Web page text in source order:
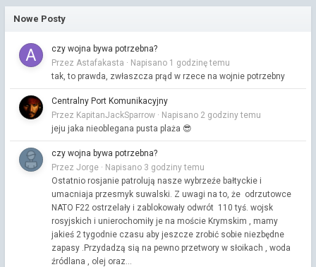
Nowe Posty
czy wojna bywa potrzebna?
Przez Astafakasta · Napisano 1 godzinę temu
tak, to prawda, zwłaszcza prąd w rzece na wojnie potrzebny
Centralny Port Komunikacyjny
Przez KapitanJackSparrow · Napisano 2 godziny temu
jeju jaka nieoblegana pusta plaża 😎
czy wojna bywa potrzebna?
Przez Jorge · Napisano 3 godziny temu
Ostatnio rosjanie patrolują nasze wybrzeźe bałtyckie i
umacniaja przesmyk suwalski. Z uwagi na to, że odrzutowce
NATO F22 ostrzelały i zablokowały odwrót 110 tyś. wojsk
rosyjskich i unierochomiły je na moście Krymskim , mamy
jakieś 2 tygodnie czasu aby jeszcze zrobić sobie niezbędne
zapasy .Przydadzą sią na pewno przetwory w słoikach , woda
źródlana , olej oraz...